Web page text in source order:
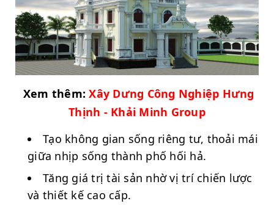
Xem thêm:Xây Dưng Công Nghiệp Hưng
Thịnh - Khải Minh Group
Tạo không gian sống riêng tư, thoải mái
giữa nhịp sống thành phố hối hả.
Tăng giá trị tài sản nhờ vị trí chiến lược
và thiết kế cao cấp.